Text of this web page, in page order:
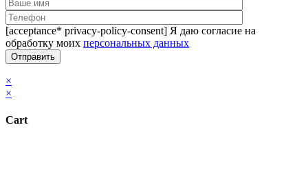
[acceptance* privacy-policy-consent] Я даю согласие на
обработку моих персональных данных
×
×
Cart